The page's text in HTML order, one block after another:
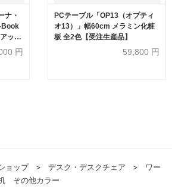
ナ・
Book
ッシ
円
PCテーブル「OP13（オプティ
オ13）」幅60cm メラミン化粧
板 全2色【受注生産品】
59,800 円
ョップ ＞ デスク・デスクチェア ＞
ワー
その他カラー